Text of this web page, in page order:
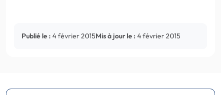
Publié le : 4 février 2015Mis à jour le : 4 février 2015